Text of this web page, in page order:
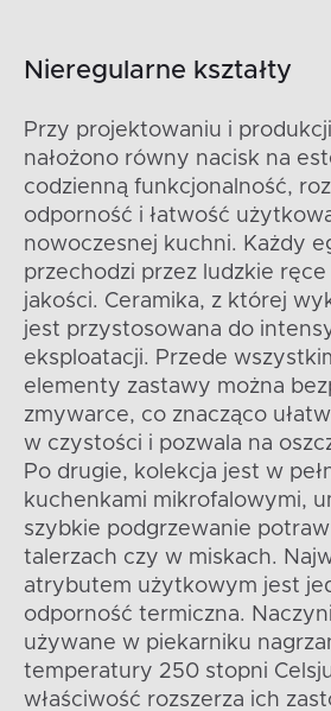
Nieregularne kształty
Przy projektowaniu i
nałożono równy nacisk na
codzienną funkcjonalność,
odporność i łatwość
nowoczesnej kuchni. Każdy
przechodzi przez ludzkie
jakości. Ceramika, z której
jest przystosowana do
eksploatacji. Przede
elementy zastawy można
zmywarce, co znacząco
w czystości i pozwala na
Po drugie, kolekcja jest w
kuchenkami mikrofalowymi,
szybkie podgrzewanie
talerzach czy w miskach.
atrybutem użytkowym jest
odporność termiczna.
używane w piekarniku
temperatury 250 stopni
właściwość rozszerza ich